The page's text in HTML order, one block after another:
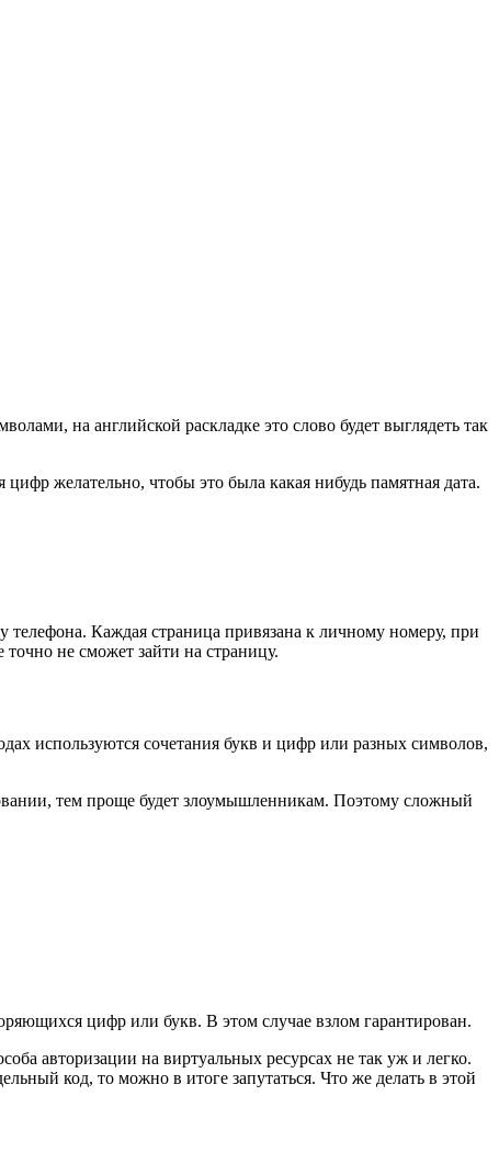
на английской раскладке это слово будет выглядеть так
желательно, чтобы это была какая нибудь памятная дата.
Каждая страница привязана к личному номеру, при
не сможет зайти на страницу.
используются сочетания букв и цифр или разных символов,
тем проще будет злоумышленникам. Поэтому сложный
цифр или букв. В этом случае взлом гарантирован.
авторизации на виртуальных ресурсах не так уж и легко.
код, то можно в итоге запутаться. Что же делать в этой